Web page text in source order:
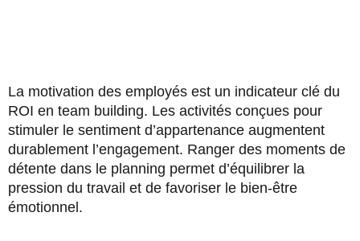
La motivation des employés est un indicateur clé du
ROI en team building. Les activités conçues pour
stimuler le sentiment d’appartenance augmentent
durablement l’engagement. Ranger des moments de
détente dans le planning permet d’équilibrer la
pression du travail et de favoriser le bien-être
émotionnel.